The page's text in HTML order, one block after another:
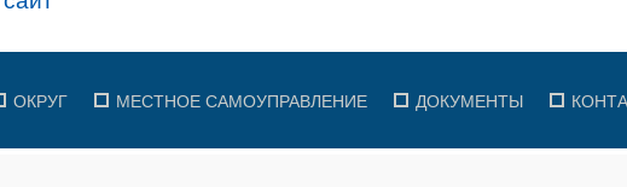
ОКРУГ МЕСТНОЕ САМОУПРАВЛЕНИЕ ДОКУМЕНТЫ